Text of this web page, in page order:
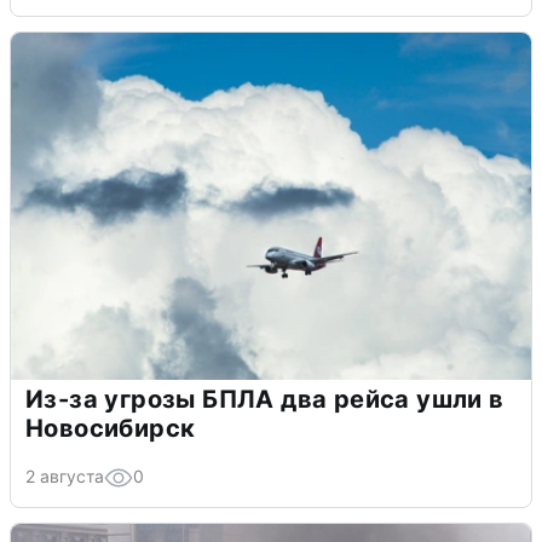
Из-за угрозы БПЛА два рейса ушли в
Новосибирск
2 августа 0